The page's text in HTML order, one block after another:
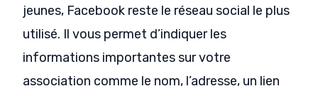
jeunes, Facebook reste le réseau social le plus
utilisé. Il vous permet d’indiquer les
informations importantes sur votre
association comme le nom, l’adresse, un lien